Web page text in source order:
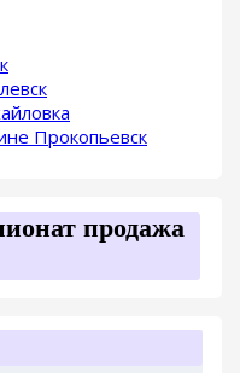
Прокопьевск
продажа